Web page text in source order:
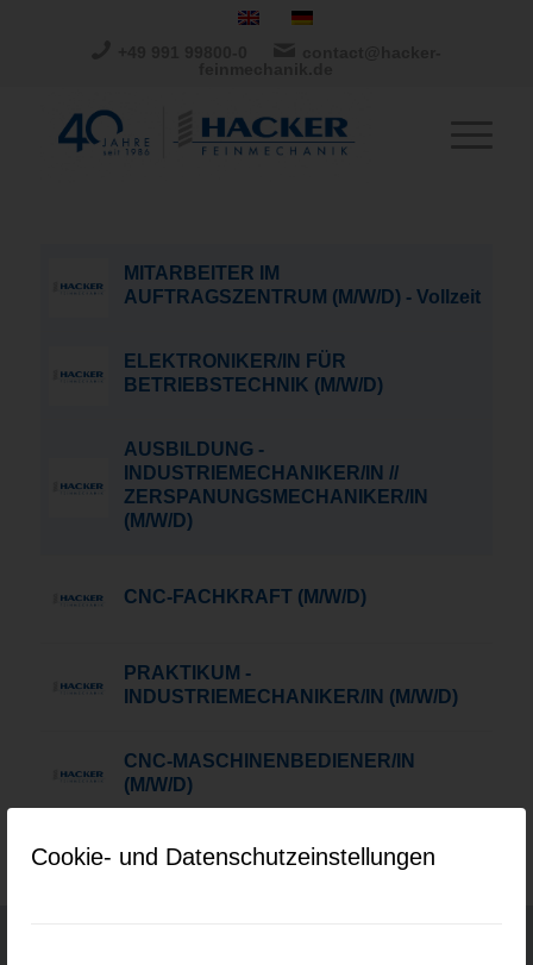
Cookie- und Datenschutzeinstellungen
MITARBEITER IM
AUFTRAGSZENTRUM (M/W/D) - Vollzeit
ELEKTRONIKER/IN FÜR
BETRIEBSTECHNIK (M/W/D)
AUSBILDUNG -
INDUSTRIEMECHANIKER/IN //
ZERSPANUNGSMECHANIKER/IN
(M/W/D)
CNC-FACHKRAFT (M/W/D)
PRAKTIKUM -
INDUSTRIEMECHANIKER/IN (M/W/D)
CNC-MASCHINENBEDIENER/IN
(M/W/D)